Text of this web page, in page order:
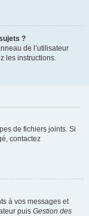
?
de l’utilisateur
les instructions.
de fichiers joints. Si
contactez
à vos messages et
puis Gestion des